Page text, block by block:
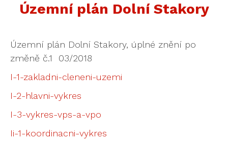
Územní plán Dolní Stakory
Územní plán Dolní Stakory, úplné znění po
změně č.1 03/2018
I-1-zakladni-cleneni-uzemi
I-2-hlavni-vykres
I-3-vykres-vps-a-vpo
Ii-1-koordinacni-vykres